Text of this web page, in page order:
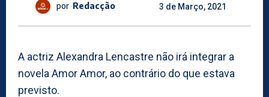
por Redacção 3 de Março, 2021
A actriz Alexandra Lencastre não irá integrar a
novela Amor Amor, ao contrário do que estava
previsto.